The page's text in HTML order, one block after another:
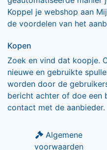
Koppel je webshop aan
de voordelen van het
Kopen
Zoek en vind dat koopje.
nieuwe en gebruikte
worden door de
bericht achter of doe een
contact met de aanbieder.
Algemene
voorwaarden